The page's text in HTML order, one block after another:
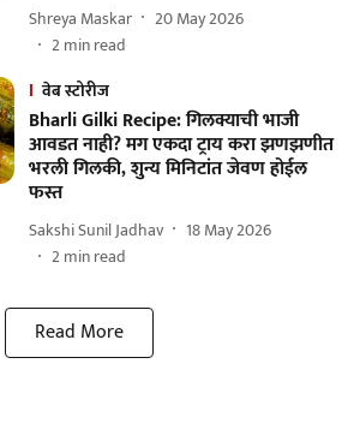
Shreya Maskar
20 May 2026
2min read
वेब स्टोरीज
Bharli Gilki Recipe: गिलक्याची भाजी
आवडत नाही? मग एकदा ट्राय करा झणझणीत
भरली गिलकी, शुन्य मिनिटांत जेवण होईल
फस्त
Sakshi Sunil Jadhav
18 May 2026
2min read
Read More